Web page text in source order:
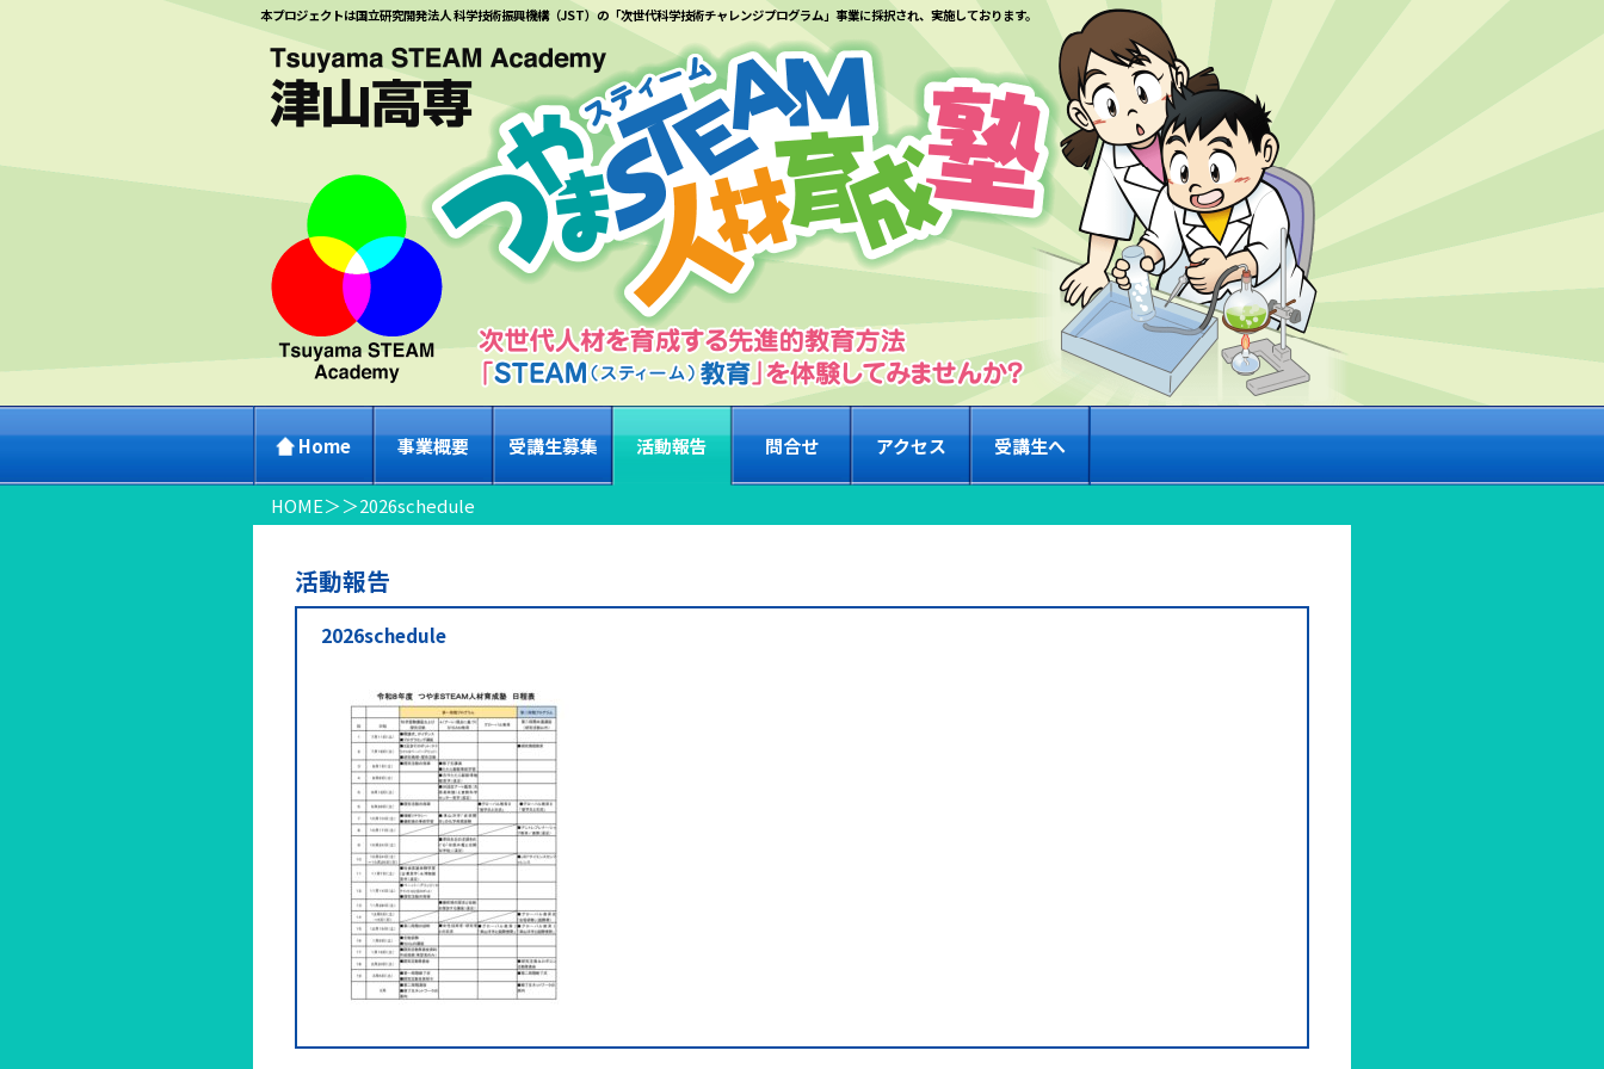
本プロジェクトは国立研究開発法人 科学技術振興機構（JST）の「次世代科学技術チャレンジプログラム」事業に採択され、実施しております。
Home 事業概要 受講生募集 活動報告 問合せ アクセス 受講生へ
HOME＞＞2026schedule
活動報告
2026schedule